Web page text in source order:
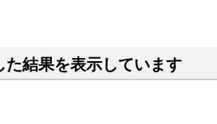
た結果を表示しています